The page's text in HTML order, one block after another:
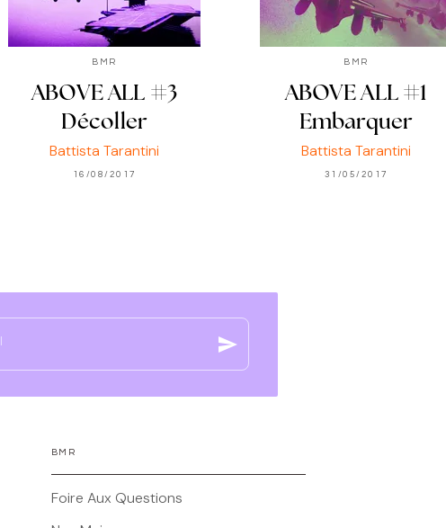
BMR
ABOVE ALL #3
Décoller
Battista Tarantini
16/08/2017
BMR
ABOVE ALL #1
Embarquer
Battista Tarantini
31/05/2017
send
BMR
Foire Aux Questions